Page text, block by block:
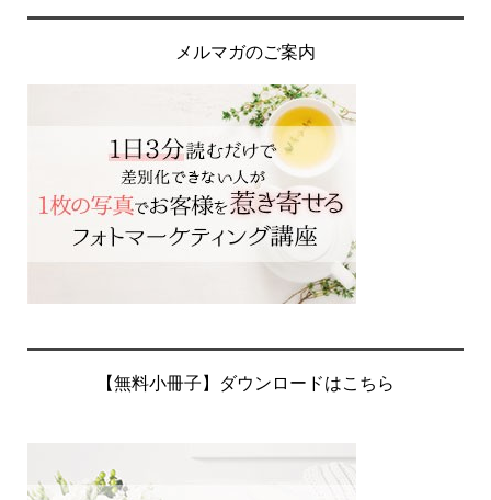
メルマガのご案内
【無料小冊子】ダウンロードはこちら